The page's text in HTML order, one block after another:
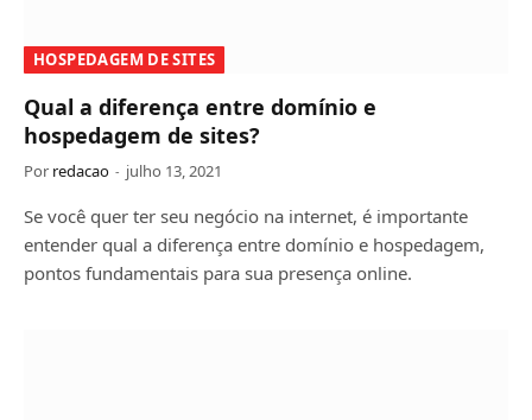
HOSPEDAGEM DE SITES
Qual a diferença entre domínio e
hospedagem de sites?
Por redacao julho 13, 2021
Se você quer ter seu negócio na internet, é importante
entender qual a diferença entre domínio e hospedagem,
pontos fundamentais para sua presença online.